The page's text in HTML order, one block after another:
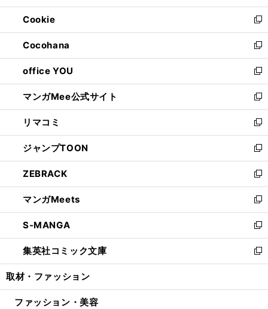
開
く
ウ
で
開
く
ン
ド
ウ
で
開
く
ウ
ィ
ン
ド
ウ
で
開
く
Cookie
新
し
い
ウ
ィ
ン
ド
ウ
で
開
く
Cocohana
新
し
い
ウ
ィ
ン
ド
ウ
で
開
く
office YOU
新
し
い
ウ
ィ
ン
ド
ウ
で
開
く
マンガMee公式サイト
新
し
い
ウ
ィ
ン
ド
ウ
で
開
く
リマコミ
新
し
い
ウ
ィ
ン
ド
ウ
で
開
く
ジャンプTOON
新
し
い
ウ
ィ
ン
ド
ウ
で
開
ZEBRACK
新
し
い
ウ
ィ
ン
ド
ウ
開
マンガMeets
新
し
い
ウ
ィ
ン
ウ
S-MANGA
新
し
い
ウ
ン
集英社コミック文庫
新
し
ウ
取材・ファッション
ファッション・美容